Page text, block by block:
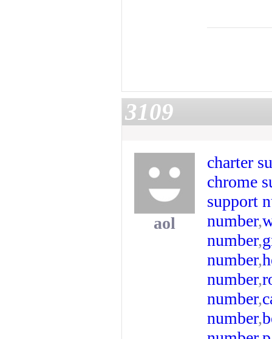
3109
aol
charter
chrome
support
number,
number,
number,
number,
number,
number,